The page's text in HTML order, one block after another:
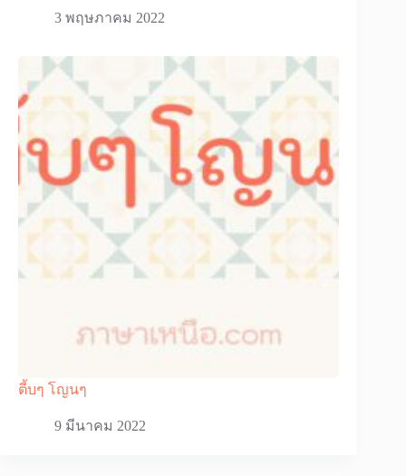
3 พฤษภาคม 2022
ตี้บๆ โญนๆ
9 มีนาคม 2022